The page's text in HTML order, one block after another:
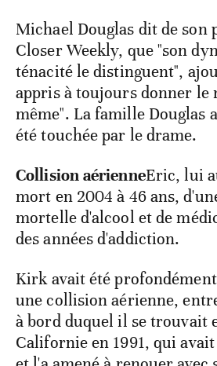
Michael Douglas dit de son
Closer Weekly, que "son
ténacité le distinguent",
appris à toujours donner le
même". La famille Douglas
été touchée par le drame.
Collision aérienneEric, lui
mort en 2004 à 46 ans,
mortelle d'alcool et de
des années d'addiction.
Kirk avait été
une collision aérienne,
à bord duquel il se trouvait
Californie en 1991, qui